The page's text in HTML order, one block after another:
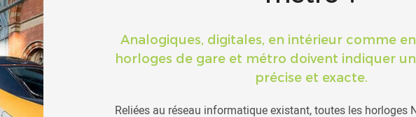
Analogiques, digitales, en intérieur comme
horloges de gare et métro doivent indiquer
précise et exacte.
Reliées au réseau informatique existant, toutes les horloges